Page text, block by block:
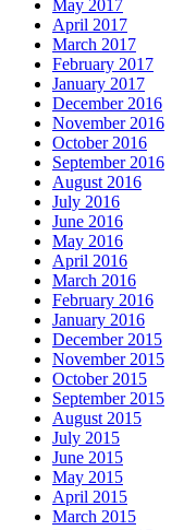
May 2017
April 2017
March 2017
February 2017
January 2017
December 2016
November 2016
October 2016
September 2016
August 2016
July 2016
June 2016
May 2016
April 2016
March 2016
February 2016
January 2016
December 2015
November 2015
October 2015
September 2015
August 2015
July 2015
June 2015
May 2015
April 2015
March 2015